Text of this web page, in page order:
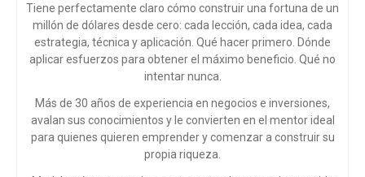
Tiene perfectamente claro cómo construir una fortuna de un
millón de dólares desde cero: cada lección, cada idea, cada
estrategia, técnica y aplicación. Qué hacer primero. Dónde
aplicar esfuerzos para obtener el máximo beneficio. Qué no
intentar nunca.
Más de 30 años de experiencia en negocios e inversiones,
avalan sus conocimientos y le convierten en el mentor ideal
para quienes quieren emprender y comenzar a construir su
propia riqueza.